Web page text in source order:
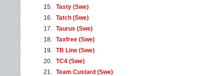
15. Tasty (Swe)
16. Tatch (Swe)
17. Taurus (Swe)
18. Taxfree (Swe)
19. TB Line (Swe)
20. TC4 (Swe)
21. Team Custard (Swe)